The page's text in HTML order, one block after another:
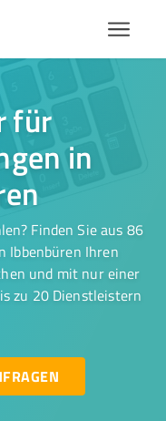
für
in
Finden Sie aus 86
Ibbenbüren Ihren
und mit nur einer
zu 20 Dienstleistern